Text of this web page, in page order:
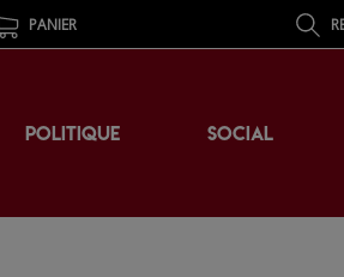
PANIER
POLITIQUE SOCIAL